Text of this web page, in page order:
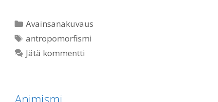
Kategoriat
Avainsanakuvaus
Avainsanat
antropomorfismi
Jätä kommentti